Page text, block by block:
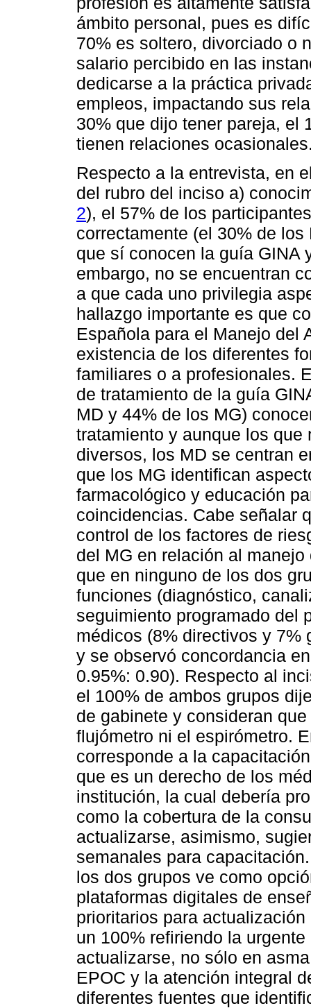
ámbito personal, pues es
70% es soltero, divorciado o
salario percibido en las
dedicarse a la práctica
empleos, impactando sus
30% que dijo tener pareja, el
tienen relaciones
Respecto a la entrevista, en
del rubro del inciso a)
2), el 57% de los
correctamente (el 30% de
que sí conocen la guía GINA
embargo, no se encuentran
a que cada uno privilegia
hallazgo importante es que
Española para el Manejo del
existencia de los diferentes
familiares o a profesionales.
de tratamiento de la guía
MD y 44% de los MG)
tratamiento y aunque los
diversos, los MD se centran
que los MG identifican
farmacológico y educación
coincidencias. Cabe señalar
control de los factores de
del MG en relación al
que en ninguno de los dos
funciones (diagnóstico,
seguimiento programado del
médicos (8% directivos y 7%
y se observó concordancia
0.95%: 0.90). Respecto al
el 100% de ambos grupos
de gabinete y consideran
flujómetro ni el espirómetro.
corresponde a la
que es un derecho de los
institución, la cual debería
como la cobertura de la
actualizarse, asimismo,
semanales para
los dos grupos ve como
plataformas digitales de
prioritarios para
un 100% refiriendo la
actualizarse, no sólo en
EPOC y la atención integral
diferentes fuentes que